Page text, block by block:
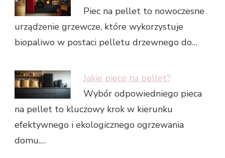
Piec na pellet to nowoczesne
urządzenie grzewcze, które wykorzystuje
biopaliwo w postaci pelletu drzewnego do…
Jakie piece na pellet?
Wybór odpowiedniego pieca
na pellet to kluczowy krok w kierunku
efektywnego i ekologicznego ogrzewania
domu.…